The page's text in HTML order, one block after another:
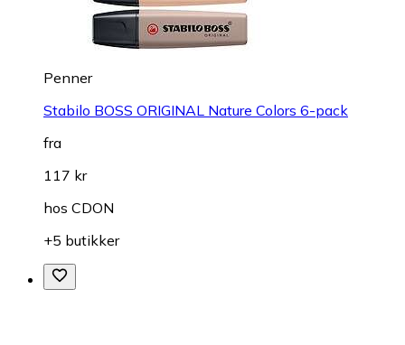
Penner
Stabilo BOSS ORIGINAL Nature Colors 6-pack
fra
117 kr
hos CDON
+5 butikker